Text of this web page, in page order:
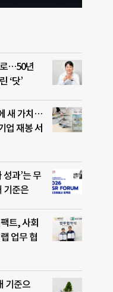
로…50년
‘닷’
새 가치…
업 재봉 서
성과’는 무
기준은
트, 사회
업무 협
기준으